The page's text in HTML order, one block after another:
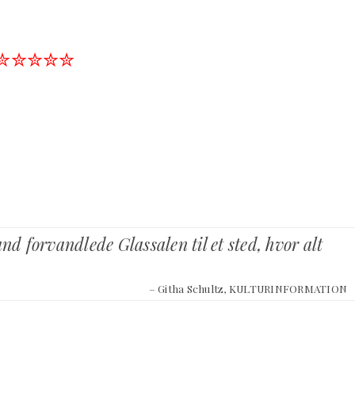
forvandlede Glassalen til et sted, hvor alt
– Githa Schultz, KULTURINFORMATION